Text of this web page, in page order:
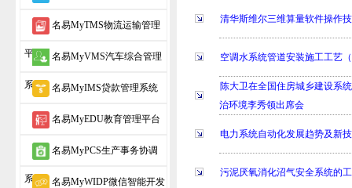
名易MyTMS物流运输管理
平台 名易MyVMS汽车综合管理
系统 名易MyIMS贷款管理系统
名易MyEDU教育管理平台
名易MyPCS生产事务协调
系统 名易MyWIDP微信智能开发
清华斯维尔三维算量软件操作
空调水系统管道安装施工工艺
陈大卫在全国住房城乡建设系
治环境李秀领出席会
电力系统自动化发展趋势及新
污泥厌氧消化沼气安全系统的